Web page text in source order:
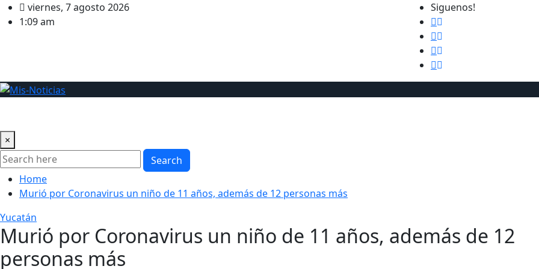
Skip
to
viernes, 7 agosto 2026
1:09 am
Siguenos!
×
Search
Home
Murió por Coronavirus un niño de 11 años, además de 12 personas más
Yucatán
Murió por Coronavirus un niño de 11 años, además de 12
personas más